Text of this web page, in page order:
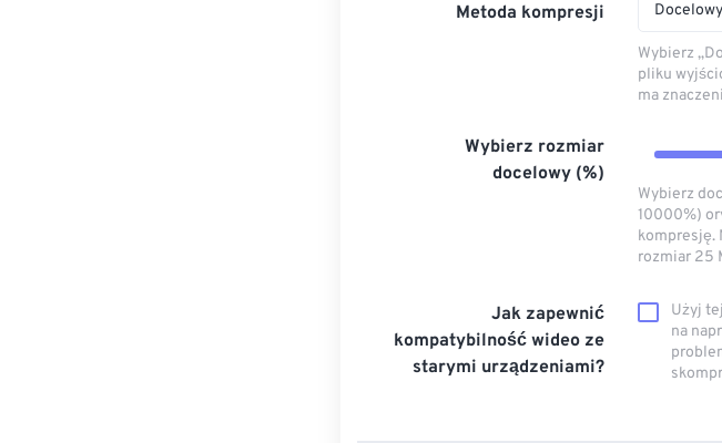
Metoda kompresji
Wybierz
pliku
ma
Wybierz rozmiar
docelowy (%)
Wybierz
10000%)
kompresję.
rozmiar 25
Jak zapewnić
kompatybilność wideo ze
starymi urządzeniami?
Użyj
na